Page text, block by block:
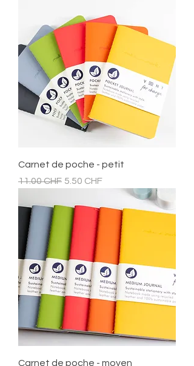
Carnet de poche - petit
Prix original
11.00 CHF Prix promotionnel
5.50 CHF
Carnet de poche - moyen